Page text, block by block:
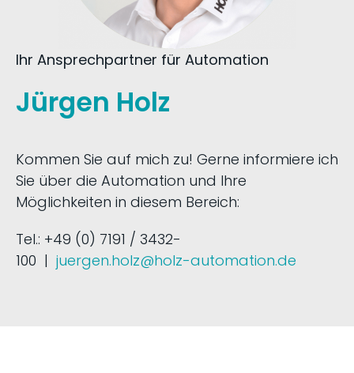
Ihr Ansprechpartner für Automation
Jürgen Holz
Kommen Sie auf mich zu! Gerne informiere ich
Sie über die Automation und Ihre
Möglichkeiten in diesem Bereich:
Tel.: +49 (0) 7191 / 3432-
100 | juergen.holz@holz-automation.de